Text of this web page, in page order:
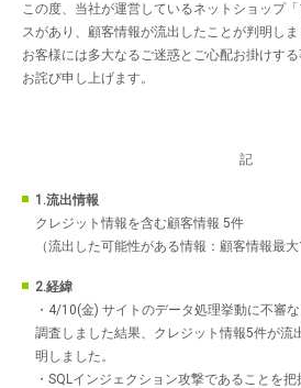
この度、当社が運営しているネットショップ
スがあり、顧客情報が流出したことが判明しま
お客様には多大なるご迷惑とご心配お掛けす
お詫び申し上げます。
記
1.流出情報
クレジット情報を含む顧客情報 5件
（流出した可能性がある情報：顧客情報最大
2.経緯
・4/10(金) サイトのデータ処理挙動に不審
調査しました結果、クレジット情報5件が流
明しました。
・SQLインジェクション攻撃であることを把